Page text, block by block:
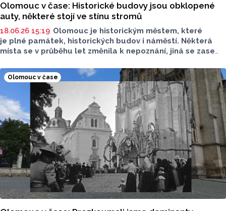
Olomouc v čase: Historické budovy jsou obklopené
auty, některé stojí ve stínu stromů
18.06.26 15:19 Olomouc je historickým městem, které
je plné památek, historických budov i náměstí. Některá
místa se v průběhu let změnila k nepoznání, jiná se zase
historie a v novém seriálu některá místa navštívil.
Podívejte se, jak velké změny jsou.
Olomouc v čase